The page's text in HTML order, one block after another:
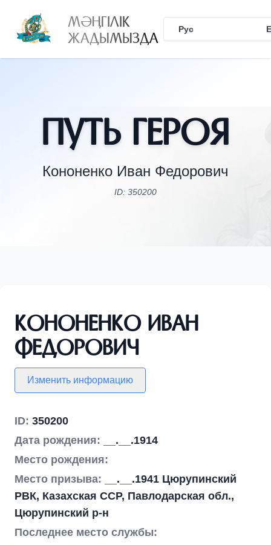
МӘҢГІЛІК
ЖАДЫМЫЗДА Рус
Путь Героя
Кононенко Иван Федорович
ID: 350200
Кононенко Иван
Федорович
Изменить информацию
ID: 350200
Дата рождения:
__.__.1914
Место рождения:
Место призыва:
__.__.1941 Цюрупинский
РВК, Казахская ССР, Павлодарская обл.,
Цюрупинский р-н
Последнее место службы: